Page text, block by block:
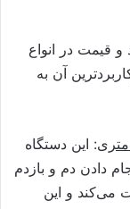
قیمت در انواع
آن به
: این دستگاه
دادن دم و بازدم
می‌کند و این